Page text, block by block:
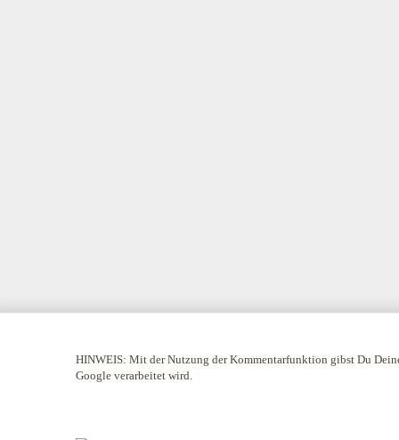
HINWEIS: Mit der Nutzung der Kommentarfunktion gibst Du
Google verarbeitet wird.